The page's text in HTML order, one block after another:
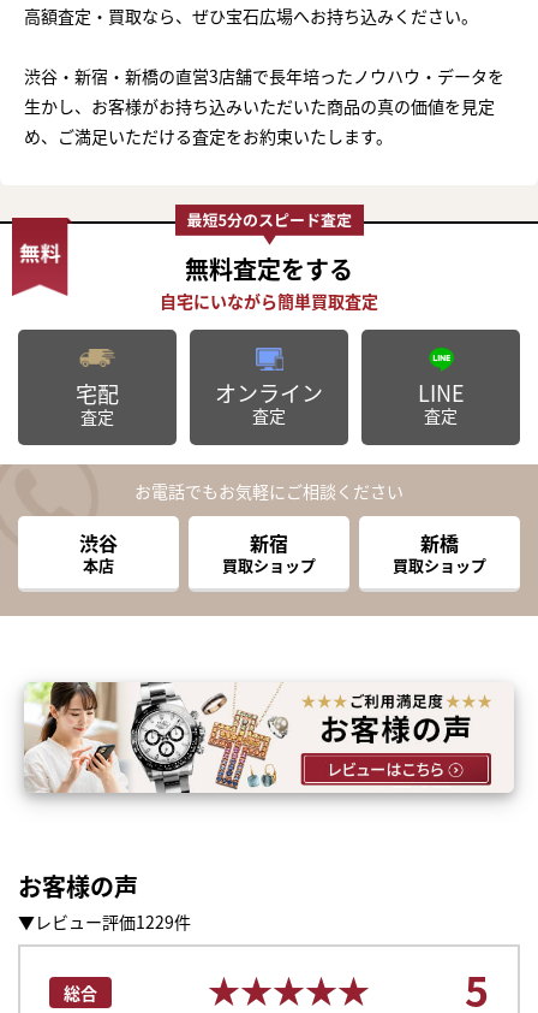
高額査定・買取なら、ぜひ宝石広場へお持ち込みください。
渋谷・新宿・新橋の直営3店舗で長年培ったノウハウ・データを
生かし、お客様がお持ち込みいただいた商品の真の価値を見定
め、ご満足いただける査定をお約束いたします。
無料査定をする
宅配
査定
オンライン
査定
LINE
査定
お電話でもお気軽にご相談ください
渋谷
本店
新宿
買取ショップ
新橋
買取ショップ
お客様の声
▼レビュー評価1229件
総合 ★★★★★
★★★★★ 5